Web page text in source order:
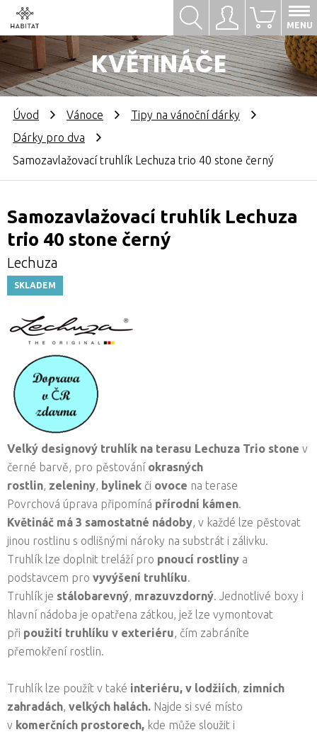
Přihlásit se
KVĚTINÁČE
0
MENU
Hledat
Úvod Vánoce
Tipy na vánoční dárky
Dárky pro dva
Samozavlažovací truhlík Lechuza trio 40 stone černý
Samozavlažovací truhlík Lechuza
trio 40 stone černý
Lechuza
SKLADEM
Velký designový truhlík na terasu Lechuza Trio stone v
černé barvě, pro pěstování okrasných
rostlin, zeleniny, bylinek či ovoce na terase
Povrchová úprava připomíná přírodní kámen.
Květináč má 3 samostatné nádoby, v každé lze pěstovat
jinou rostlinu s odlišnými nároky na substrát i zálivku.
Truhlík lze doplnit treláží pro pnoucí rostliny a
podstavcem pro vyvýšení truhlíku.
Truhlík je stálobarevný, mrazuvzdorný. Jednotlivé boxy i
hlavní nádoba je opatřena zátkou, jež lze vymontovat
při použití truhlíku v exteriéru, čím zabráníte
přemokření rostlin.
Truhlík lze použít v také interiéru, v lodžiích, zimních
zahradách, velkých halách. Najde si své místo
v komerčních prostorech, kde může sloužit i